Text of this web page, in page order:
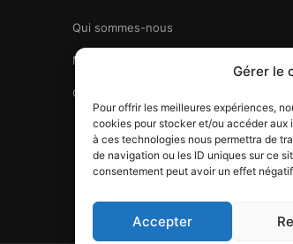
Gérer le
Pour offrir les meilleures expériences,
cookies pour stocker et/ou accéder aux
à ces technologies nous permettra de
de navigation ou les ID uniques sur ce
consentement peut avoir un effet
Accepter
Qui sommes-nous
Mentions légales
Confidentialité